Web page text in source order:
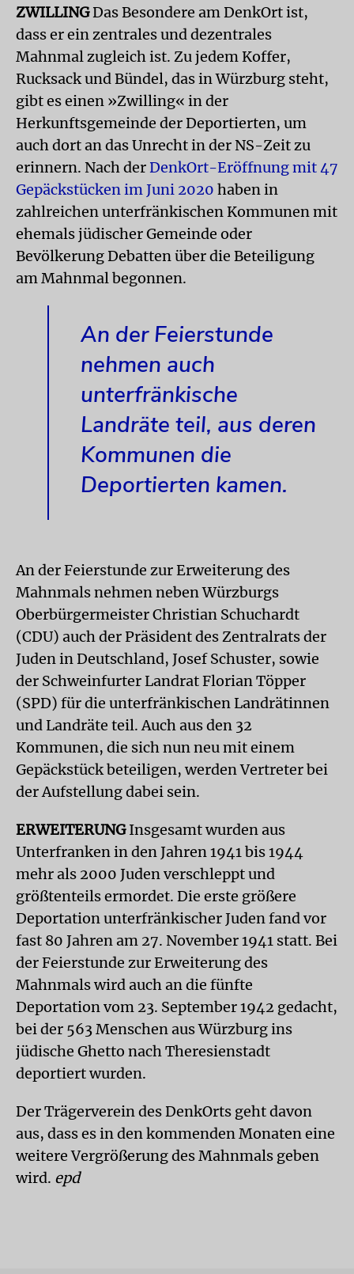
ZWILLINGDas Besondere am DenkOrt ist,
dass er ein zentrales und dezentrales
Mahnmal zugleich ist. Zu jedem Koffer,
Rucksack und Bündel, das in Würzburg steht,
gibt es einen »Zwilling« in der
Herkunftsgemeinde der Deportierten, um
auch dort an das Unrecht in der NS-Zeit zu
erinnern. Nach derDenkOrt-Eröffnung mit 47
Gepäckstücken im Juni 2020 haben in
zahlreichen unterfränkischen Kommunen mit
ehemals jüdischer Gemeinde oder
Bevölkerung Debatten über die Beteiligung
am Mahnmal begonnen.
An der Feierstunde
nehmen auch
unterfränkische
Landräte teil, aus deren
Kommunen die
Deportierten kamen.
An der Feierstunde zur Erweiterung des
Mahnmals nehmen neben Würzburgs
Oberbürgermeister Christian Schuchardt
(CDU) auch der Präsident des Zentralrats der
Juden in Deutschland, Josef Schuster, sowie
der Schweinfurter Landrat Florian Töpper
(SPD) für die unterfränkischen Landrätinnen
und Landräte teil. Auch aus den 32
Kommunen, die sich nun neu mit einem
Gepäckstück beteiligen, werden Vertreter bei
der Aufstellung dabei sein.
ERWEITERUNGInsgesamt wurden aus
Unterfranken in den Jahren 1941 bis 1944
mehr als 2000 Juden verschleppt und
größtenteils ermordet. Die erste größere
Deportation unterfränkischer Juden fand vor
fast 80 Jahren am 27. November 1941 statt. Bei
der Feierstunde zur Erweiterung des
Mahnmals wird auch an die fünfte
Deportation vom 23. September 1942 gedacht,
bei der 563 Menschen aus Würzburg ins
jüdische Ghetto nach Theresienstadt
deportiert wurden.
Der Trägerverein des DenkOrts geht davon
aus, dass es in den kommenden Monaten eine
weitere Vergrößerung des Mahnmals geben
wird. epd